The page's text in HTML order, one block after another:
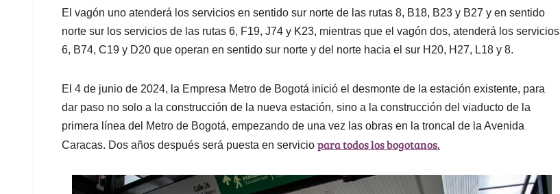
El vagón uno atenderá los servicios en sentido sur norte de las rutas 8, B18, B23 y B27 y en sentido
norte sur los servicios de las rutas 6, F19, J74 y K23, mientras que el vagón dos, atenderá los servicios
6, B74, C19 y D20 que operan en sentido sur norte y del norte hacia el sur H20, H27, L18 y 8.
El 4 de junio de 2024, la Empresa Metro de Bogotá inició el desmonte de la estación existente, para
dar paso no solo a la construcción de la nueva estación, sino a la construcción del viaducto de la
primera línea del Metro de Bogotá, empezando de una vez las obras en la troncal de la Avenida
Caracas. Dos años después será puesta en servicio para todos los bogotanos.